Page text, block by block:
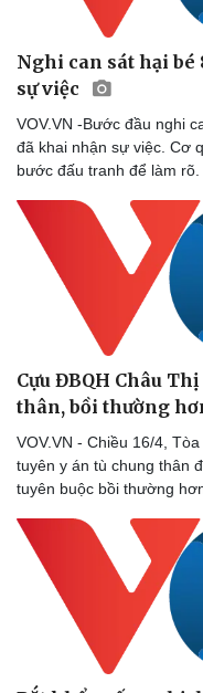
Sức khỏe
Dinh dưỡng - món ngon
Cây thuốc
Sản phụ khoa
Làm đẹp - giảm cân
Phòng mạch online
Nghi can sát hại
sự việc
VOV.VN -Bước đầu nghi
đã khai nhận sự việc. Cơ
bước đấu tranh để làm rõ.
Cựu ĐBQH Châu
thân, bồi thường
VOV.VN - Chiều 16/4,
tuyên y án tù chung thân
tuyên buộc bồi thường